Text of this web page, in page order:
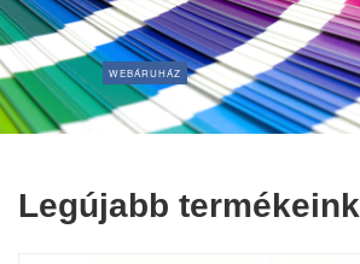
WEBÁRUHÁZ
Legújabb termékeink